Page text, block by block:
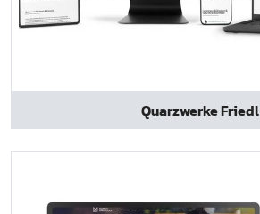
Quarzwerke Friedl